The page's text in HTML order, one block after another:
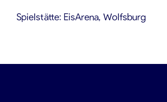
Spielstätte: EisArena, Wolfsburg